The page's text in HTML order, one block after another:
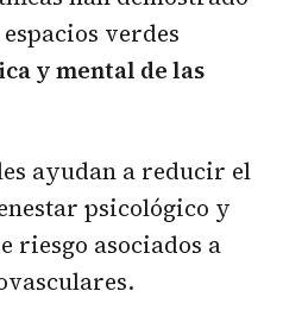
verdes
y mental de las
ayudan a reducir el
psicológico y
riesgo asociados a